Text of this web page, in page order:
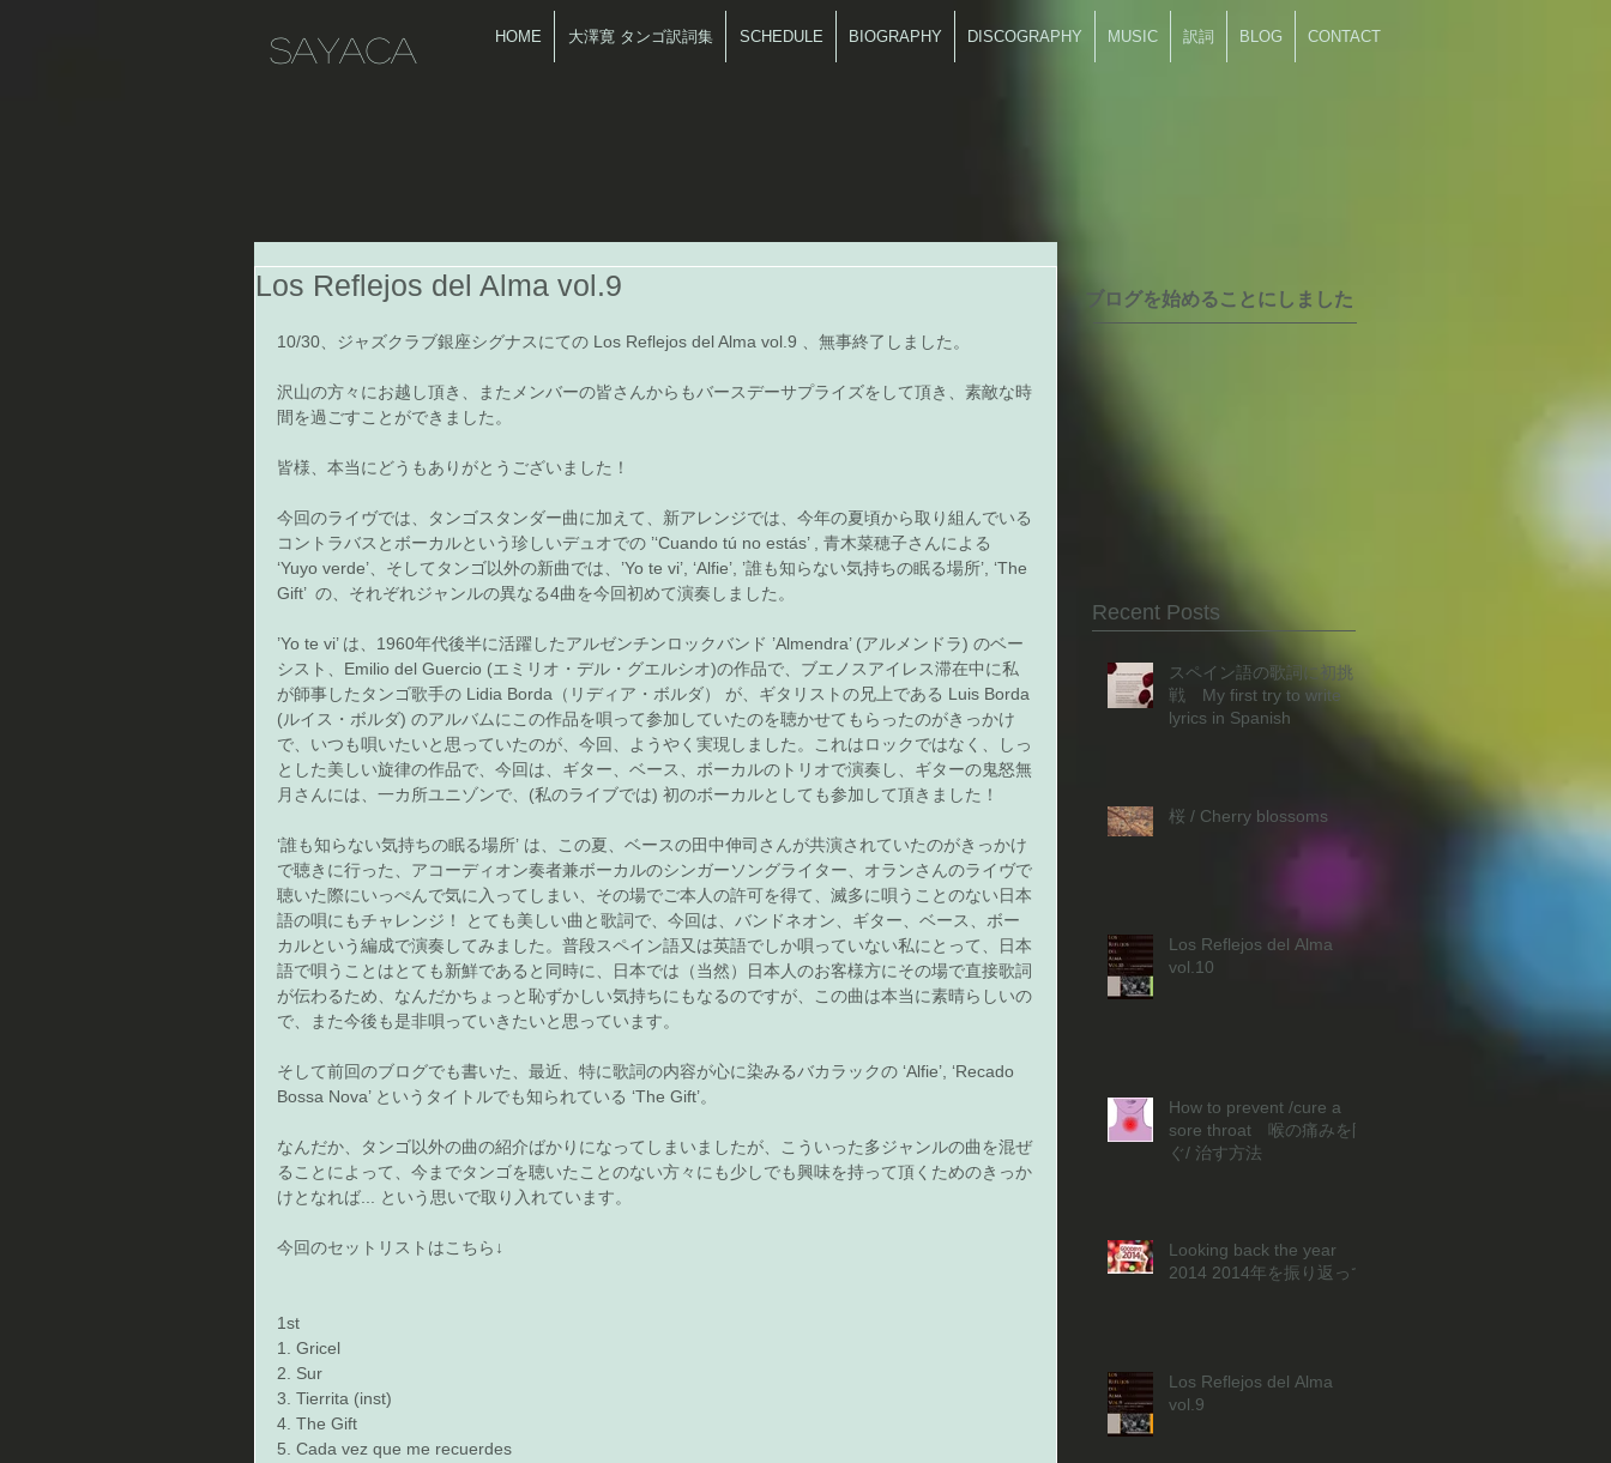
HOME 大澤寛 タンゴ訳詞集 SCHEDULE BIOGRAPHY DISCOGRAPHY MUSIC 訳詞 BLOG CONTACT
Sayaca
Los Reflejos del Alma vol.9
10/30、ジャズクラブ銀座シグナスにての Los Reflejos del Alma vol.9 、無事終了しました。
沢山の方々にお越し頂き、またメンバーの皆さんからもバースデーサプライズをして頂き、素敵な時
間を過ごすことができました。
皆様、本当にどうもありがとうございました！
今回のライヴでは、タンゴスタンダー曲に加えて、新アレンジでは、今年の夏頃から取り組んでいる
コントラバスとボーカルという珍しいデュオでの ’‘Cuando tú no estás’ , 青木菜穂子さんによる
‘Yuyo verde’、そしてタンゴ以外の新曲では、’Yo te vi’, ‘Alfie’, ’誰も知らない気持ちの眠る場所’, ‘The
Gift’  の、それぞれジャンルの異なる4曲を今回初めて演奏しました。
’Yo te vi’ は、1960年代後半に活躍したアルゼンチンロックバンド ’Almendra’ (アルメンドラ) のベー
シスト、Emilio del Guercio (エミリオ・デル・グエルシオ)の作品で、ブエノスアイレス滞在中に私
が師事したタンゴ歌手の Lidia Borda（リディア・ボルダ） が、ギタリストの兄上である Luis Borda
(ルイス・ボルダ) のアルバムにこの作品を唄って参加していたのを聴かせてもらったのがきっかけ
で、いつも唄いたいと思っていたのが、今回、ようやく実現しました。これはロックではなく、しっ
とした美しい旋律の作品で、今回は、ギター、ベース、ボーカルのトリオで演奏し、ギターの鬼怒無
月さんには、一カ所ユニゾンで、(私のライブでは) 初のボーカルとしても参加して頂きました！
‘誰も知らない気持ちの眠る場所’ は、この夏、ベースの田中伸司さんが共演されていたのがきっかけ
で聴きに行った、アコーディオン奏者兼ボーカルのシンガーソングライター、オランさんのライヴで
聴いた際にいっぺんで気に入ってしまい、その場でご本人の許可を得て、滅多に唄うことのない日本
語の唄にもチャレンジ！ とても美しい曲と歌詞で、今回は、バンドネオン、ギター、ベース、ボー
カルという編成で演奏してみました。普段スペイン語又は英語でしか唄っていない私にとって、日本
語で唄うことはとても新鮮であると同時に、日本では（当然）日本人のお客様方にその場で直接歌詞
が伝わるため、なんだかちょっと恥ずかしい気持ちにもなるのですが、この曲は本当に素晴らしいの
で、また今後も是非唄っていきたいと思っています。
そして前回のブログでも書いた、最近、特に歌詞の内容が心に染みるバカラックの ‘Alfie’, ‘Recado
Bossa Nova’ というタイトルでも知られている ‘The Gift’。
なんだか、タンゴ以外の曲の紹介ばかりになってしまいましたが、こういった多ジャンルの曲を混ぜ
ることによって、今までタンゴを聴いたことのない方々にも少しでも興味を持って頂くためのきっか
けとなれば... という思いで取り入れています。
今回のセットリストはこちら↓
1st
1. Gricel
2. Sur
3. Tierrita (inst)
4. The Gift
5. Cada vez que me recuerdes
ブログを始めることにしました
Recent Posts
スペイン語の歌詞に初挑
戦 My first try to write
lyrics in Spanish
桜 / Cherry blossoms
Los Reflejos del Alma
vol.10
How to prevent /cure a
sore throat 喉の痛みを防
ぐ/ 治す方法
Looking back the year
2014 2014年を振り返って
Los Reflejos del Alma
vol.9